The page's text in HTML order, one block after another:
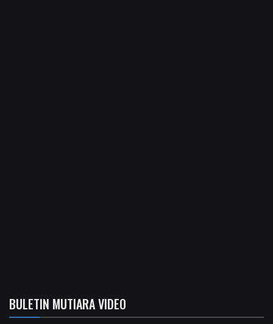
BULETIN MUTIARA VIDEO